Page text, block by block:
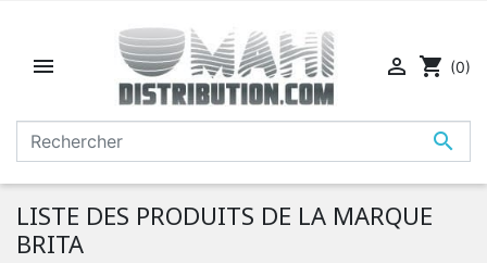


 shopping_cart (0)
LISTE DES PRODUITS DE LA MARQUE
BRITA